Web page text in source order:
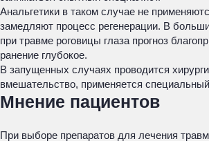
Анальгетики в таком случае не
замедляют процесс регенерации. В
при травме роговицы глаза прогноз
ранение глубокое.
В запущенных случаях проводится
вмешательство, применяется
Мнение пациентов
При выборе препаратов для лечения